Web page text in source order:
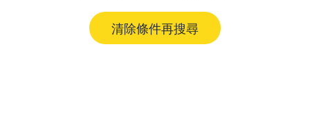
清除條件再搜尋